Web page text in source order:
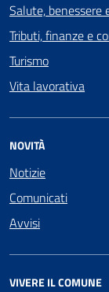
Salute, benessere
Tributi, finanze e
Turismo
Vita lavorativa
NOVITÀ
Notizie
Comunicati
Avvisi
VIVERE IL COMUNE